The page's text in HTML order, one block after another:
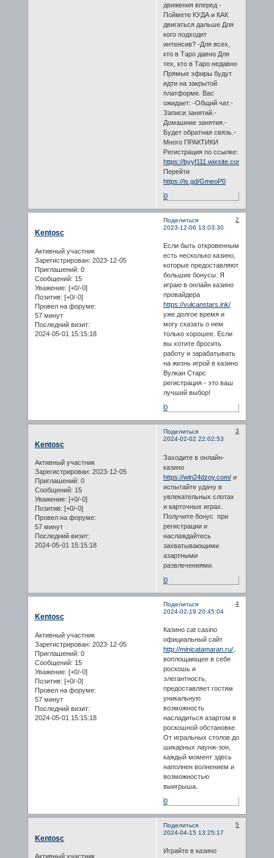
движения вперед -
Поймете КУДА и КАК
двигаться дальше Для
кого подходит
интенсив? -Для всех,
кто в Таро давно Для
тех, кто в Таро недавно
Прямые эфиры будут
идти на закрытой
платформе. Вас
ожидает: -Общий чат.-
Записи занятий.-
Домашние занятия.-
Будет обратная связь.-
Много ПРАКТИКИ
Регистрация по ссылке:
https://byyf111.wixsite.com/
Перейти
https://is.gd/GmeoP0
0
Поделиться
2
2023-12-06 13:03:30
Kentosc
Активный участник
Зарегистрирован: 2023-12-05
Приглашений: 0
Сообщений: 15
Уважение: [+0/-0]
Позитив: [+0/-0]
Провел на форуме:
57 минут
Последний визит:
2024-05-01 15:15:18
Если быть откровенным
есть несколько казино,
которые предоставляют
большие бонусы. Я
играю в онлайн казино
провайдера
https://vulcanstars.ink/
уже долгое время и
могу сказать о нем
только хорошее. Если
вы хотите бросить
работу и зарабатывать
на жизнь игрой в казино
Вулкан Старс
регистрация - это ваш
лучший выбор!
0
Поделиться
3
2024-02-02 22:02:53
Kentosc
Активный участник
Зарегистрирован: 2023-12-05
Приглашений: 0
Сообщений: 15
Уважение: [+0/-0]
Позитив: [+0/-0]
Провел на форуме:
57 минут
Последний визит:
2024-05-01 15:15:18
Заходите в онлайн-
казино
https://win24dzoy.com/и
испытайте удачу в
увлекательных слотах
и карточных играх.
Получите бонус при
регистрации и
наслаждайтесь
захватывающими
азартными
развлечениями.
0
Поделиться
4
2024-02-19 20:45:04
Kentosc
Активный участник
Зарегистрирован: 2023-12-05
Приглашений: 0
Сообщений: 15
Уважение: [+0/-0]
Позитив: [+0/-0]
Провел на форуме:
57 минут
Последний визит:
2024-05-01 15:15:18
Казино cat casino
официальный сайт
http://minicatamaran.ru/,
воплощающее в себе
роскошь и
элегантность,
предоставляет гостям
уникальную
возможность
насладиться азартом в
роскошной обстановке.
От игральных столов до
шикарных лаунж-зон,
каждый момент здесь
наполнен волнением и
возможностью
выигрыша.
0
Поделиться
5
2024-04-15 13:25:17
Kentosc
Активный участник
Играйте в казино